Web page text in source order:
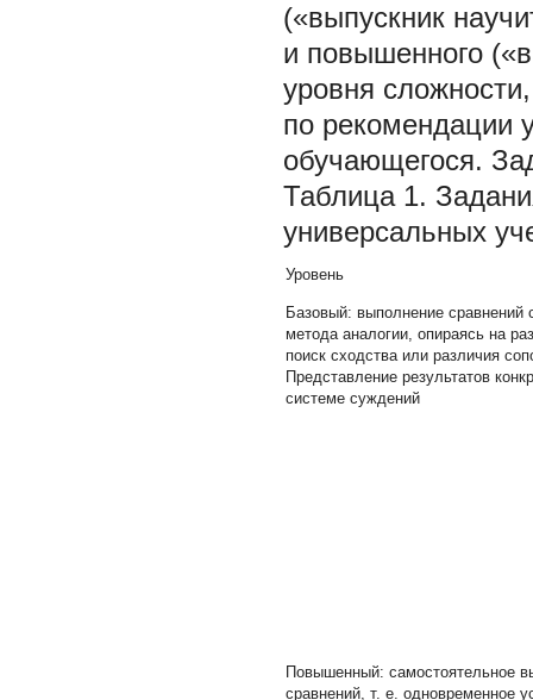
(«выпускник
и повышенного
уровня
по рекомендации
обучающегося.
Таблица 1.
универсальных
Уровень
Базовый: выполнение сравнений
метода аналогии, опираясь на
поиск сходства или различия
Представление результатов
системе суждений
Повышенный: самостоятельное
сравнений, т. е. одновременное